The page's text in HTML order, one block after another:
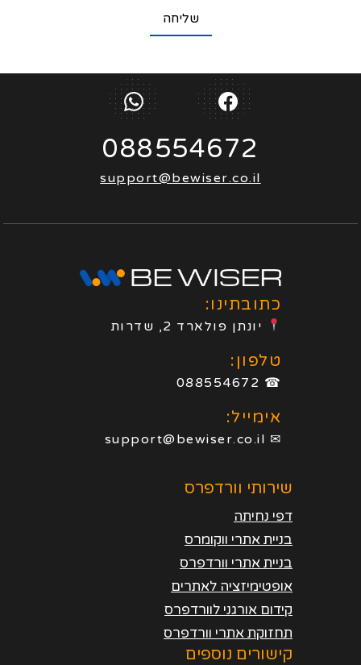
088554672
support@bewiser.co.il
כתובתינו:
יונתן פולארד 2, שדרות
טלפון:
☎ 088554672
אימייל:
✉ support@bewiser.co.il
שירותי וורדפרס
דפי נחיתה
בניית אתרי ווקומרס
בניית אתרי וורדפרס
אופטימיזציה לאתרים
קידום אורגני לוורדפרס
תחזוקת אתרי וורדפרס
קישורים נוספים